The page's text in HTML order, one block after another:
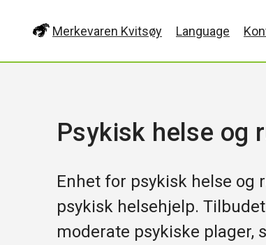
Merkevaren Kvitsøy Language
Psykisk helse og
Enhet for psykisk helse og
psykisk helsehjelp.
moderate psykiske plager,